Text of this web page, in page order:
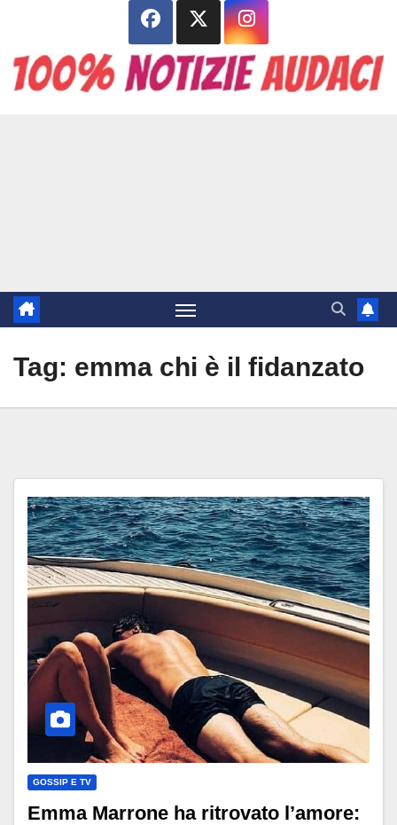
contenuto
Tag: emma chi è il fidanzato
GOSSIP E TV
Emma Marrone ha ritrovato l’amore: